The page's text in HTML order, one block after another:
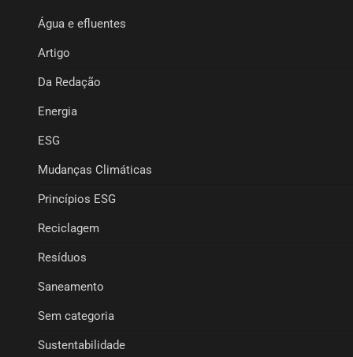
Água e efluentes
Artigo
Da Redação
Energia
ESG
Mudanças Climáticas
Princípios ESG
Reciclagem
Resíduos
Saneamento
Sem categoria
Sustentabilidade